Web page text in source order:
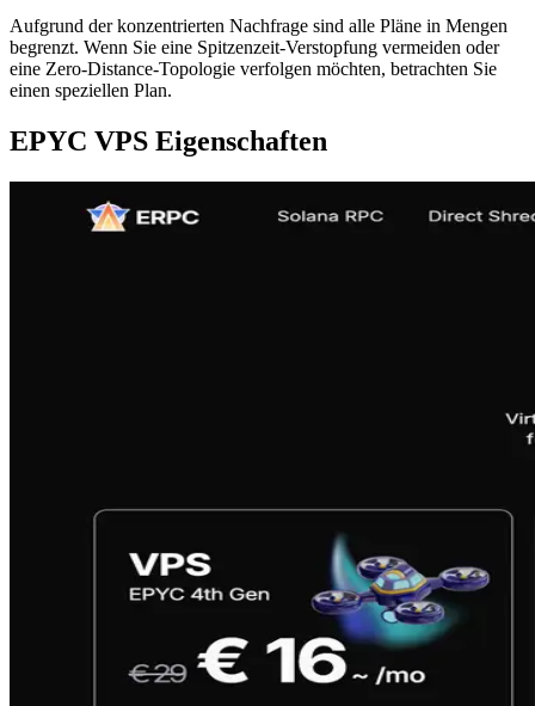
Aufgrund der konzentrierten Nachfrage sind alle Pläne in Mengen
begrenzt. Wenn Sie eine Spitzenzeit-Verstopfung vermeiden oder
eine Zero-Distance-Topologie verfolgen möchten, betrachten Sie
einen speziellen Plan.
EPYC VPS Eigenschaften